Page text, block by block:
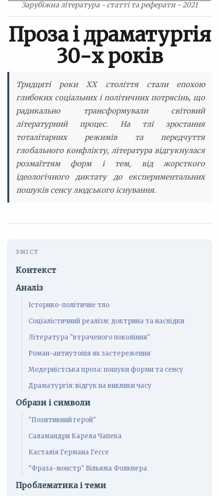
Зарубіжна література - статті та реферати - 2021
Проза і драматургія
30-х років
Тридцяті роки XX століття стали епохою
глибоких соціальних і політичних потрясінь, що
радикально трансформували світовий
літературний процес. На тлі зростання
тоталітарних режимів та передчуття
глобального конфлікту, література відгукнулася
розмаїттям форм і тем, від жорсткого
ідеологічного диктату до експериментальних
пошуків сенсу людського існування.
Контекст
Аналіз
Історико-політичне тло
Соціалістичний реалізм: доктрина та наслідки
Література "втраченого покоління"
Роман-антиутопія як застереження
Модерністська проза: пошуки форми та сенсу
Драматургія: відгук на виклики часу
Образи і символи
"Позитивний герой"
Саламандри Карела Чапека
Касталія Германа Гессе
"Фраза-монстр" Вільяма Фолкнера
Проблематика і теми